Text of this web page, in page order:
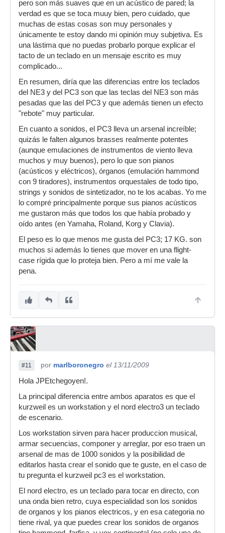
pero son más suaves que en un acústico de pared; la
verdad es que se toca muuy bien, pero cuidado, que
muchas de estas cosas son muy personales y
únicamente te estoy dando mi opinión muy subjetiva. Es
una lástima que no puedas probarlo porque explicar el
tacto de un teclado en un mensaje escrito es muy
complicado...
En resumen, diría que las diferencias entre los teclados
del NE3 y del PC3 son que las teclas del NE3 son más
pesadas que las del PC3 y que además tienen un efecto
"rebote" muy particular.
En cuanto a sonidos, el PC3 lleva un arsenal increíble;
quizás le falten algunos brasses realmente potentes
(aunque emulaciones de instrumentos de viento lleva
muchos y muy buenos), pero lo que son pianos
(acústicos y eléctricos), órganos (emulación hammond
con 9 tiradores), instrumentos orquestales de todo tipo,
strings y sonidos de sintetizador, no te los acabas. Yo me
lo compré principalmente porque sus pianos acústicos
me gustaron más que todos los que había probado y
oído antes (en Yamaha, Roland, Korg y Clavia).
El peso es lo que menos me gusta del PC3; 17 KG. son
muchos si además lo tienes que mover en una flight-
case rígida que lo proteja bien. Pero a mí me vale la
pena.
#11 por marlboronegro el 13/11/2009
Hola JPEtchegoyen!.
La principal diferencia entre ambos aparatos es que el
kurzweil es un workstation y el nord electro3 un teclado
de escenario.
Los workstation sirven para hacer produccion musical,
armar secuencias, componer y arreglar, por eso traen un
arsenal de mas de 1000 sonidos y la posibilidad de
editarlos hasta crear el sonido que te guste, en el caso de
tu pregunta el kurzweil pc3 es el workstation.
El nord electro, es un teclado para tocar en directo, con
una onda bien retro, cuya especialidad son los sonidos
de organos y los pianos electricos, y en esa categoria no
tiene rival, ya que puedes crear los sonidos de organos